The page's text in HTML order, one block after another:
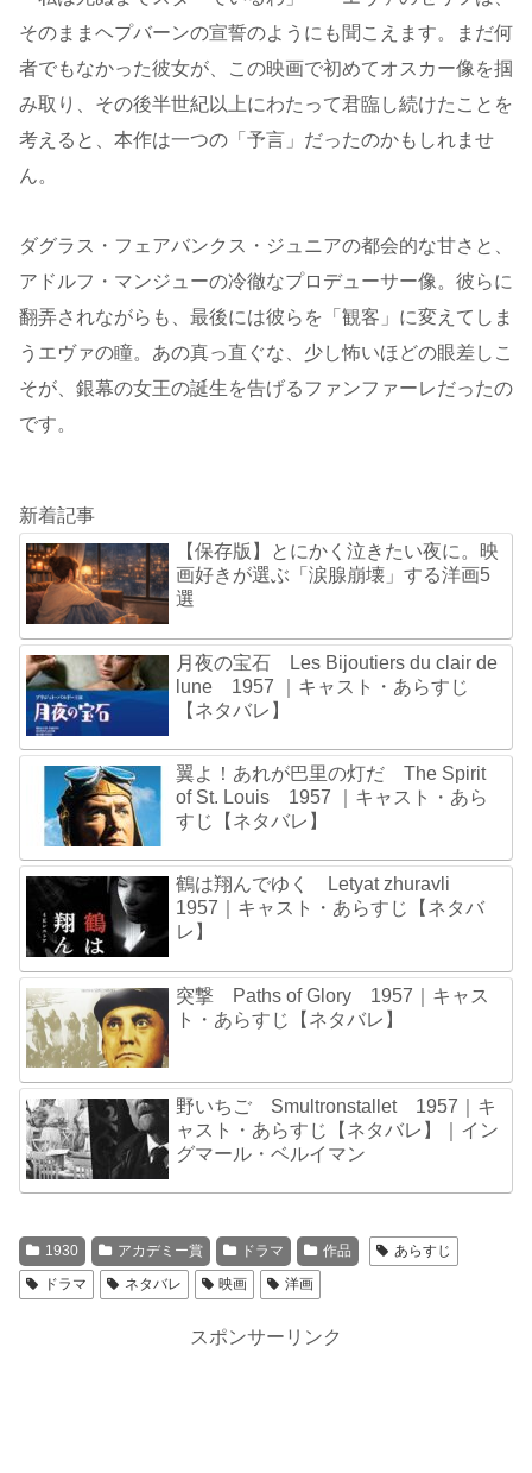
そのままヘプバーンの宣誓のようにも聞こえます。まだ何
者でもなかった彼女が、この映画で初めてオスカー像を掴
み取り、その後半世紀以上にわたって君臨し続けたことを
考えると、本作は一つの「予言」だったのかもしれませ
ん。
ダグラス・フェアバンクス・ジュニアの都会的な甘さと、
アドルフ・マンジューの冷徹なプロデューサー像。彼らに
翻弄されながらも、最後には彼らを「観客」に変えてしま
うエヴァの瞳。あの真っ直ぐな、少し怖いほどの眼差しこ
そが、銀幕の女王の誕生を告げるファンファーレだったの
です。
新着記事
【保存版】とにかく泣きたい夜に。映
画好きが選ぶ「涙腺崩壊」する洋画5
選
月夜の宝石 Les Bijoutiers du clair de
lune 1957 ｜キャスト・あらすじ
【ネタバレ】
翼よ！あれが巴里の灯だ The Spirit
of St. Louis 1957 ｜キャスト・あら
すじ【ネタバレ】
鶴は翔んでゆく Letyat zhuravli
1957｜キャスト・あらすじ【ネタバ
レ】
突撃 Paths of Glory 1957｜キャス
ト・あらすじ【ネタバレ】
野いちご Smultronstallet 1957｜キ
ャスト・あらすじ【ネタバレ】｜イン
グマール・ベルイマン
1930 アカデミー賞 ドラマ 作品
あらすじ
ドラマ
ネタバレ 映画 洋画
スポンサーリンク